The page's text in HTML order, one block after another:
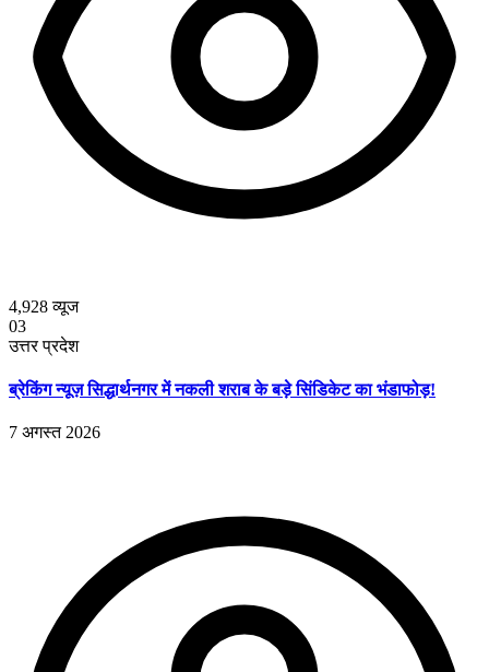
4,928व्यूज
03
उत्तर प्रदेश
ब्रेकिंग न्यूज़ सिद्धार्थनगर में नकली शराब के बड़े सिंडिकेट का भंडाफोड़!
7 अगस्त 2026